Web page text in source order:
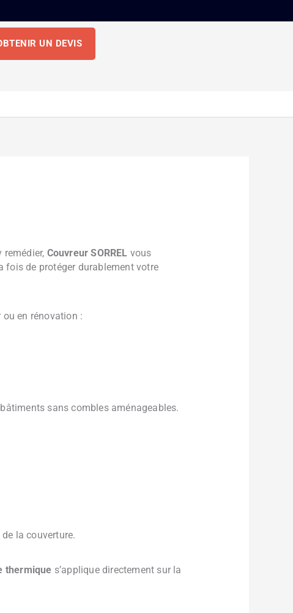
UN DEVIS
Couvreur SORREL vous
fois de protéger durablement votre
en rénovation :
sans combles aménageables.
la couverture.
thermique s’applique directement sur la